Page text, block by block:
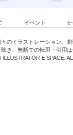
イベント
のイラストレーション、
き、無断での転用・引用
E SPACE.